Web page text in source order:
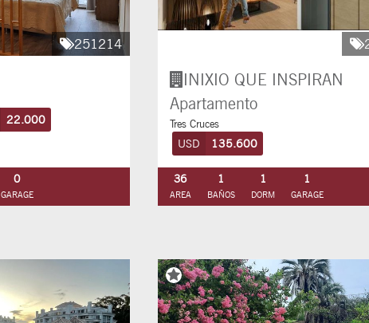
251214
22.000
0
GARAGE
INIXIO QUE INSPIRAN
Apartamento
Tres Cruces
USD 135.600
36
AREA
1
BAÑOS
1
DORM
1
GARAGE